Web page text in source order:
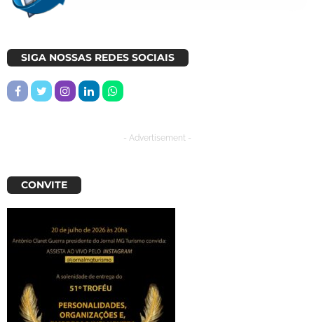
SIGA NOSSAS REDES SOCIAIS
- Advertisement -
CONVITE